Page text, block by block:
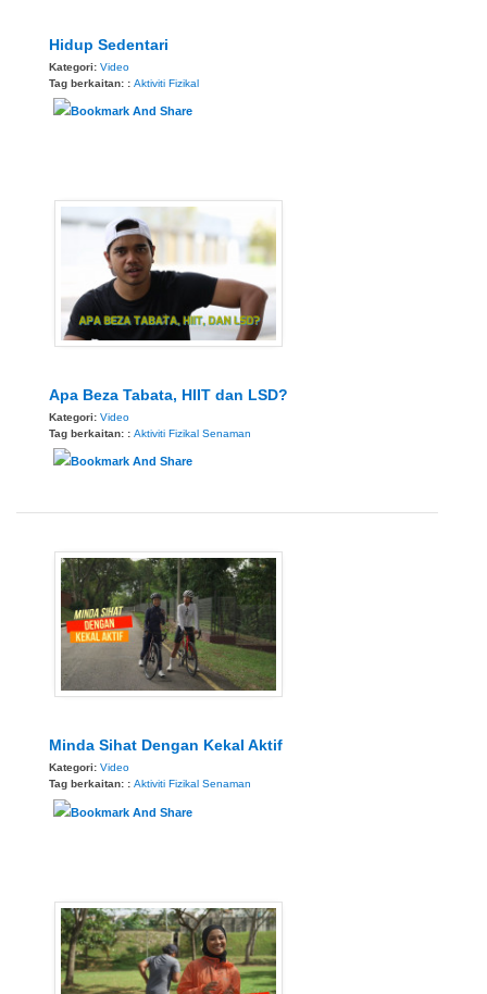
Hidup Sedentari
Kategori: Video
Tag berkaitan: : Aktiviti Fizikal
Apa Beza Tabata, HIIT dan LSD?
Kategori: Video
Tag berkaitan: : Aktiviti Fizikal Senaman
Minda Sihat Dengan Kekal Aktif
Kategori: Video
Tag berkaitan: : Aktiviti Fizikal Senaman